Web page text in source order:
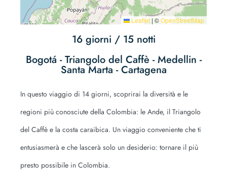
Leaflet | ©OpenStreetMap
16 giorni / 15 notti
Bogotá - Triangolo del Caffè - Medellin -
Santa Marta - Cartagena
In questo viaggio di 14 giorni, scoprirai la diversità e le
regioni più conosciute della Colombia: le Ande, il Triangolo
del Caffè e la costa caraibica. Un viaggio conveniente che ti
entusiasmerà e che lascerà solo un desiderio: tornare il più
presto possibile in Colombia.